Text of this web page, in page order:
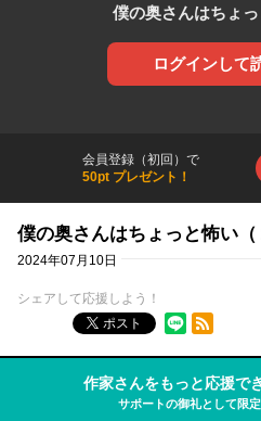
僕の奥さんはちょっ
ログインして
会員登録（初回）で
50pt プレゼント！
僕の奥さんはちょっと怖い（
2024年07月10日
シェアして応援しよう！
ポスト
RSSフィード
作家さんをもっと応援で
サポートの御礼として限